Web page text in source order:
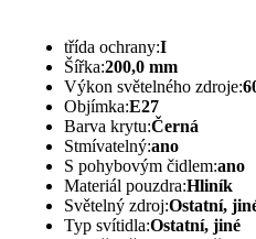
třída ochrany:I
Šířka:200,0 mm
Výkon světelného zdroje:
Objímka:E27
Barva krytu:Černá
Stmívatelný:ano
S pohybovým čidlem:ano
Materiál pouzdra:Hliník
Světelný zdroj:Ostatní,
Typ svítidla:Ostatní, jiné